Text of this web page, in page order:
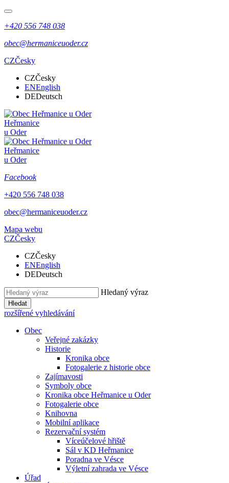
+420 556 748 038
obec@hermaniceuoder.cz
CZČesky
CZČesky
ENEnglish
DEDeutsch
Heřmanice
u Oder
Heřmanice
u Oder
Facebook
+420 556 748 038
obec@hermaniceuoder.cz
Mapa webu
CZČesky
CZČesky
ENEnglish
DEDeutsch
Hledaný výraz
Hledat
rozšířené vyhledávání
Obec
Veřejné zakázky
Historie
Kronika obce
Fotogalerie z historie obce
Zajímavosti
Symboly obce
Kronika obce Heřmanice u Oder
Fotogalerie obce
Knihovna
Mobilní aplikace
Rezervační systém
Víceúčelové hřiště
Sál v KD Heřmanice
Poradna ve Vésce
Výletní zahrada ve Vésce
Úřad